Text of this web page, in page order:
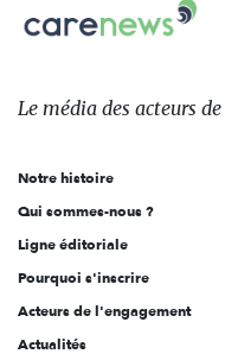
sur:
Carenews,
Le
des
l'engagement
Le média des acteurs
Notre histoire
Qui sommes-nous ?
Ligne éditoriale
Pourquoi s'inscrire
Acteurs de l'engagement
Actualités